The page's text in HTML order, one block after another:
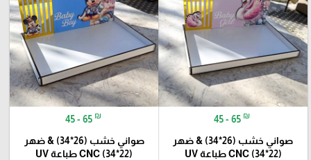
45 - 65 ₪
صواني خشب (26*34) & ضهر
(22*34) CNC طباعة UV
45 - 65 ₪
صواني خشب (26*34) & ضهر
(22*34) CNC طباعة UV